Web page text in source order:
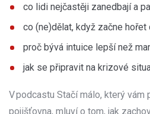
co lidi nejčastěji zanedbají a
co (ne)dělat, když začne hořet
proč bývá intuice lepší než
jak se připravit na krizové
V podcastu Stačí málo, který vám
pojišťovna, mluví o tom, jak